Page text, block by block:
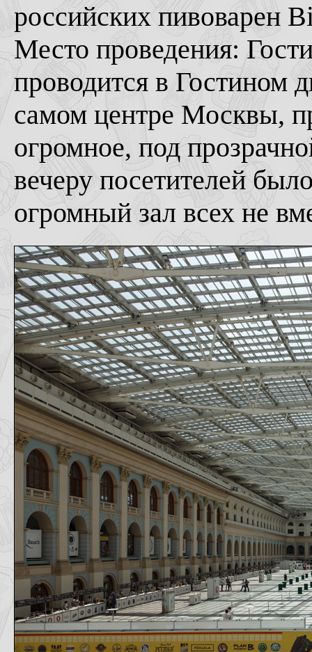
российских пивоварен
Место проведения:
проводится в Гостином
самом центре Москвы,
огромное, под
вечеру посетителей
огромный зал всех не